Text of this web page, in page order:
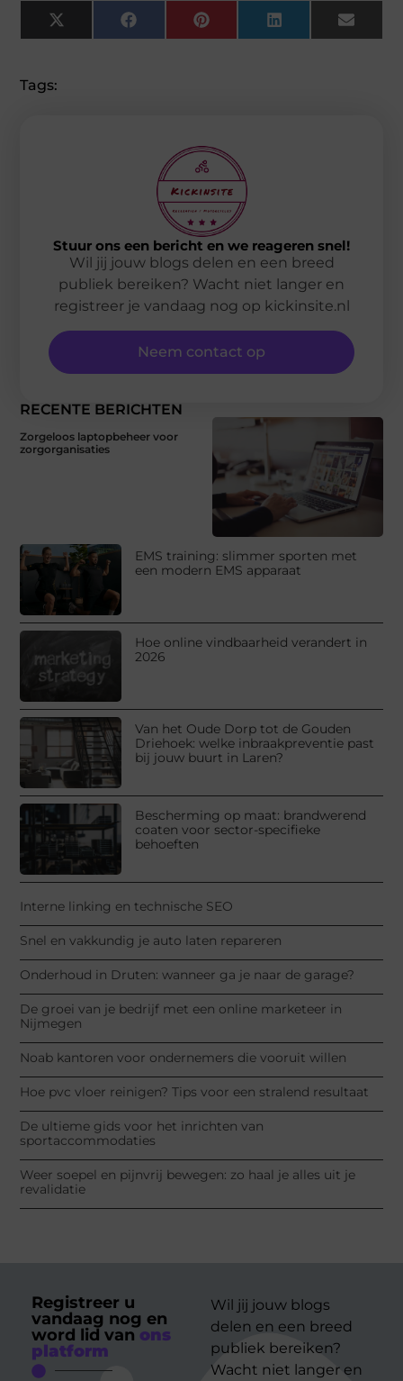
X
(Twitter)
FacebookPinterestLinkedIn Email
Tags:
RECENTE BERICHTEN
Zorgeloos laptopbeheer voor
zorgorganisaties
EMS training: slimmer sporten met
een modern EMS apparaat
Hoe online vindbaarheid verandert in
2026
Van het Oude Dorp tot de Gouden
Driehoek: welke inbraakpreventie past
bij jouw buurt in Laren?
Bescherming op maat: brandwerend
coaten voor sector-specifieke
behoeften
Interne linking en technische SEO
Snel en vakkundig je auto laten repareren
Onderhoud in Druten: wanneer ga je naar de garage?
De groei van je bedrijf met een online marketeer in
Nijmegen
Noab kantoren voor ondernemers die vooruit willen
Hoe pvc vloer reinigen? Tips voor een stralend resultaat
De ultieme gids voor het inrichten van
sportaccommodaties
Weer soepel en pijnvrij bewegen: zo haal je alles uit je
revalidatie
Stuur ons een bericht en we reageren snel!
Wil jij jouw blogs delen en een breed
publiek bereiken? Wacht niet langer en
registreer je vandaag nog op kickinsite.nl
Neem contact op
Registreer u
vandaag nog en
word lid van ons
platform
Wil jij jouw blogs
delen en een breed
publiek bereiken?
Wacht niet langer en